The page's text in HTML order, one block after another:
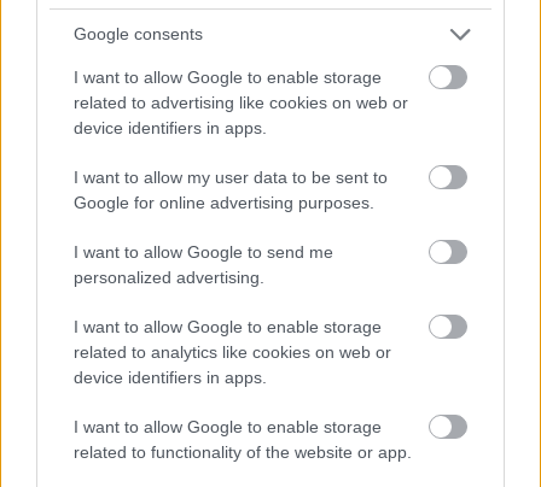
Google consents
I want to allow Google to enable storage
related to advertising like cookies on web or
device identifiers in apps.
I want to allow my user data to be sent to
Google for online advertising purposes.
I want to allow Google to send me
personalized advertising.
I want to allow Google to enable storage
related to analytics like cookies on web or
device identifiers in apps.
I want to allow Google to enable storage
related to functionality of the website or app.
Δορυφορική τηλεόραση
Κουζίνα
Σεσουάρ